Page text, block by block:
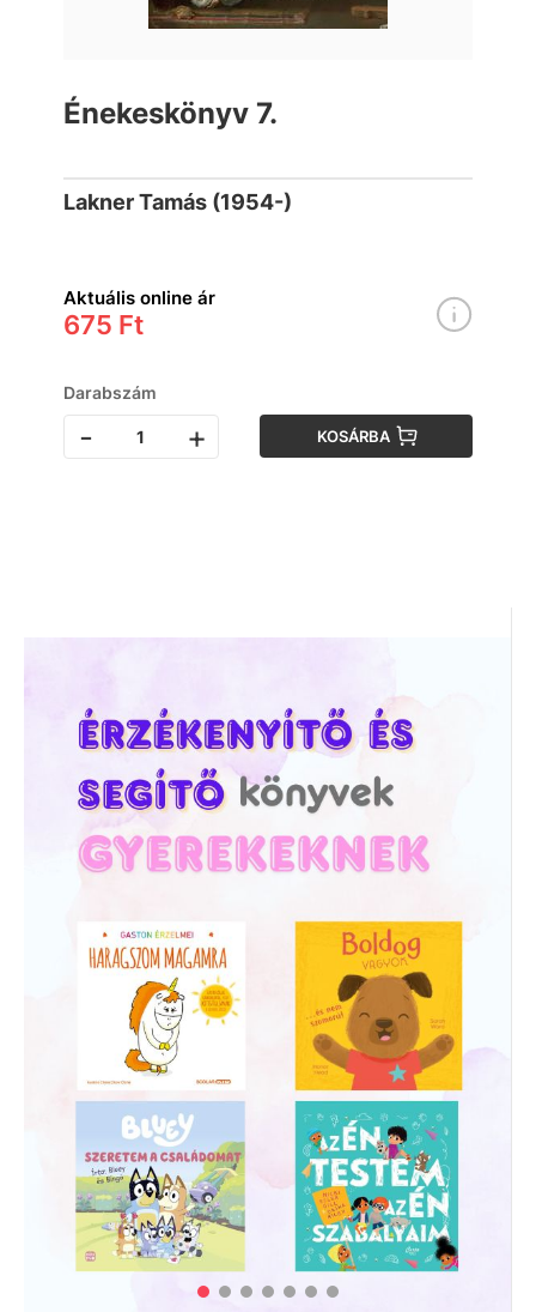
Énekeskönyv 7.
Lakner Tamás (1954-)
Aktuális online ár
675 Ft
Darabszám
- + KOSÁRBA